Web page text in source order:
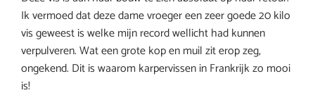
Ik vermoed dat deze dame vroeger een zeer goede 20 kilo
vis geweest is welke mijn record wellicht had kunnen
verpulveren. Wat een grote kop en muil zit erop zeg,
ongekend. Dit is waarom karpervissen in Frankrijk zo mooi
is!